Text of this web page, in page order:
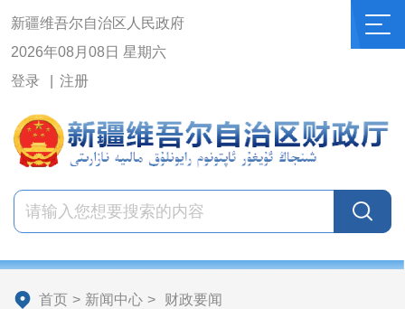
新疆维吾尔自治区人民政府
2026年08月08日 星期六
登录
注册
首页 > 新闻中心 > 财政要闻